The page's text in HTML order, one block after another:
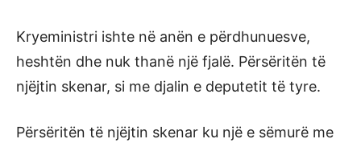
Kryeministri ishte në anën e përdhunuesve,
heshtën dhe nuk thanë një fjalë. Përsëritën të
njëjtin skenar, si me djalin e deputetit të tyre.
Përsëritën të njëjtin skenar ku një e sëmurë me